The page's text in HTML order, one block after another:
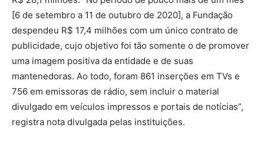
[6 de setembro a 11 de outubro de 2020], a Fundação
despendeu R$ 17,4 milhões com um único contrato de
publicidade, cujo objetivo foi tão somente o de promover
uma imagem positiva da entidade e de suas
mantenedoras. Ao todo, foram 861 inserções em TVs e
756 em emissoras de rádio, sem incluir o material
divulgado em veículos impressos e portais de notícias”,
registra nota divulgada pelas instituições.